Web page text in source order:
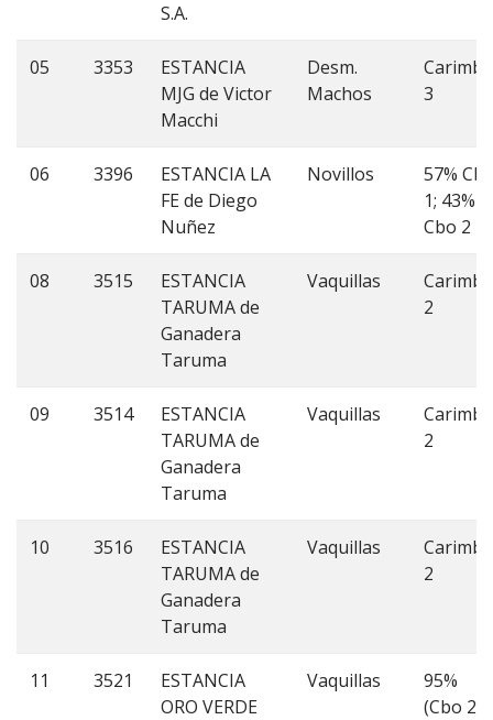
S.A.
05 3353
ESTANCIA
MJG de Victor
Macchi
Desm.
Machos
Carimbo
3
06 3396
ESTANCIA LA
FE de Diego
Nuñez
Novillos
57%
1; 43%
Cbo 2
08 3515
ESTANCIA
TARUMA de
Ganadera
Taruma
Vaquillas
Carimbo
2
09 3514
ESTANCIA
TARUMA de
Ganadera
Taruma
Vaquillas
Carimbo
2
10 3516
ESTANCIA
TARUMA de
Ganadera
Taruma
Vaquillas
Carimbo
2
11 3521
ESTANCIA
ORO VERDE
Vaquillas
95%
(Cbo 2);